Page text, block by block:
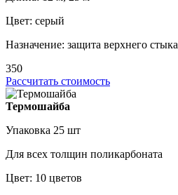
Цвет: серый
Назначение: защита верхнего
350
Рассчитать стоимость
Термошайба
Упаковка 25 шт
Для всех толщин поликарбоната
Цвет: 10 цветов